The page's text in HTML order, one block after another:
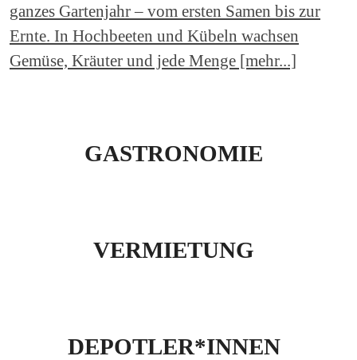
ganzes Gartenjahr – vom ersten Samen bis zur
Ernte. In Hochbeeten und Kübeln wachsen
Gemüse, Kräuter und jede Menge [mehr...]
GASTRONOMIE
VERMIETUNG
DEPOTLER*INNEN